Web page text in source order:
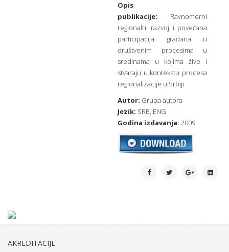
Opis
publikacije: Ravnomerni
regionalni razvoj i povećana
participacija građana u
društvenim procesima u
sredinama u kojima žive i
stvaraju u kontekstu procesa
regionalizacije u Srbiji
Autor: Grupa autora
Jezik: SRB, ENG
Godina izdavanja: 2009.
AKREDITACIJE